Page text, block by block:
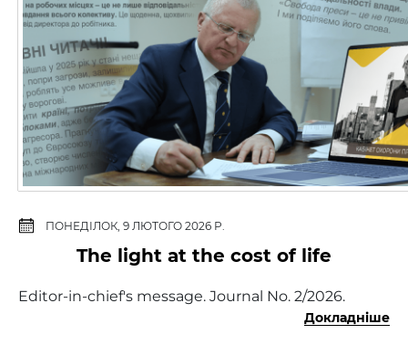
ПОНЕДІЛОК, 9 ЛЮТОГО 2026 Р.
The light at the cost of life
Editor-in-chief's message. Journal No. 2/2026.
Докладніше